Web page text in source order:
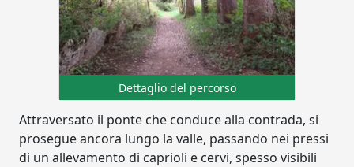
Dettaglio del percorso
Attraversato il ponte che conduce alla contrada, si
prosegue ancora lungo la valle, passando nei pressi
di un allevamento di caprioli e cervi, spesso visibili